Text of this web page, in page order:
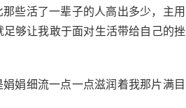
些活了一辈子的人高出多少，主用
够让我敢于面对生活带给自己的挫
娟细流一点一点滋润着我那片满目